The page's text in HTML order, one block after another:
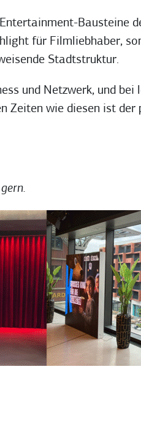
Bausteine
für Filmliebhaber,
Stadtstruktur.
und Netzwerk, und bei
Zeiten wie diesen ist